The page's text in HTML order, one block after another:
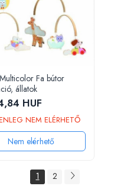
Fa bútor
állatok
HUF
NEM ELÉRHETŐ
Nem elérhető
1 2